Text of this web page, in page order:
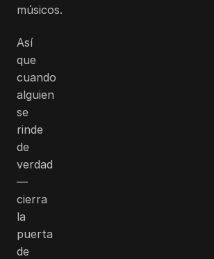
músicos.
Así
que
cuando
alguien
se
rinde
de
verdad
—
cierra
la
puerta
de